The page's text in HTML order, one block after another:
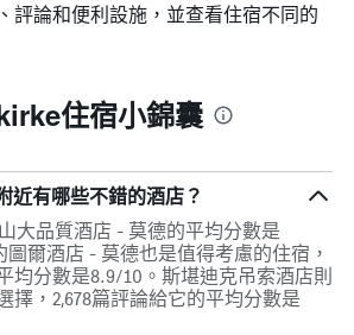
評論和便利設施，並查看住宿不同的
住宿小錦囊
有哪些不錯的酒店？
大品質酒店 - 莫德的平均分數是
爾酒店 - 莫德也是值得考慮的住宿，
均分數是8.9/10。斯堪迪克吊索酒店則
擇，2,678篇評論給它的平均分數是